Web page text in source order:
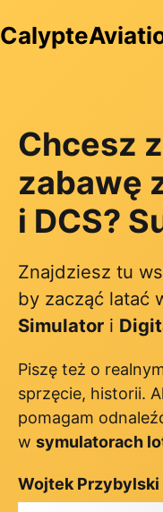
do
Chcesz
zabawę
i DCS?
Znajdziesz tu
by zacząć latać
Simulator i
Piszę też o
sprzęcie, historii.
pomagam
w symulatorach
Wojtek Przybylski